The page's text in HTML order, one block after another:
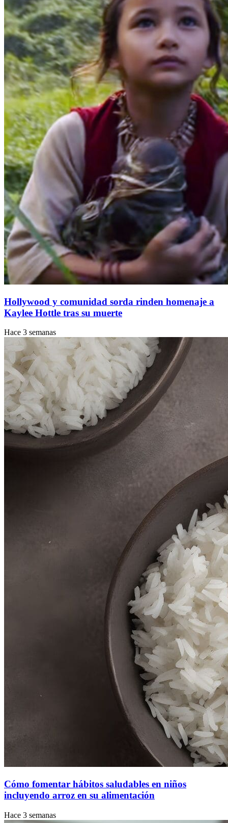
Hollywood y comunidad sorda rinden homenaje a
Kaylee Hottle tras su muerte
Hace 3 semanas
Cómo fomentar hábitos saludables en niños
incluyendo arroz en su alimentación
Hace 3 semanas